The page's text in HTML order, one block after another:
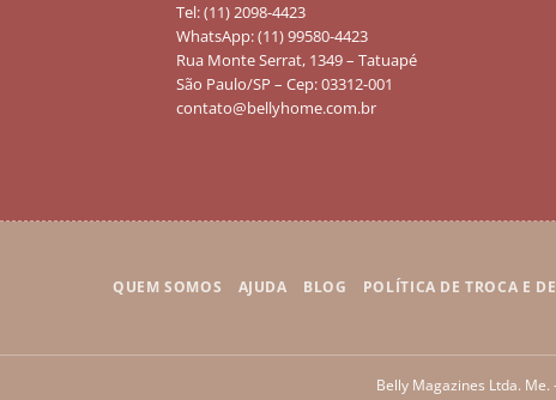
Tel: (11) 2098-4423
WhatsApp: (11) 99580-4423
Rua Monte Serrat, 1349 – Tatuapé
São Paulo/SP – Cep: 03312-001
contato@bellyhome.com.br
QUEM SOMOS AJUDA BLOG POLÍTICA DE TROCA E
Belly Magazines Ltda. Me.